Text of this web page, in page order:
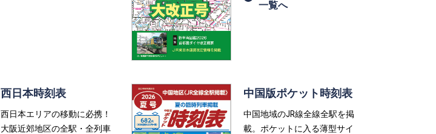
一覧へ
西日本時刻表
西日本エリアの移動に必携！
大阪近郊地区の全駅・全列車
中国版ポケット時刻表
中国地域のJR線全線全駅を掲
載。ポケットに入る薄型サイ